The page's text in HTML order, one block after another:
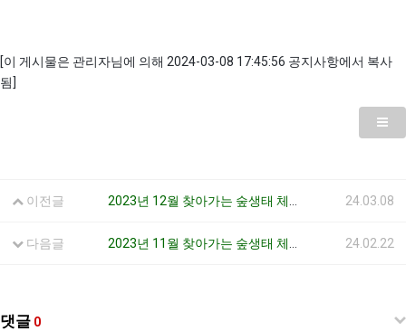
[이 게시물은 관리자님에 의해 2024-03-08 17:45:56 공지사항에서 복사
됨]
이전글 24.03.08
다음글 24.02.22
댓글 0